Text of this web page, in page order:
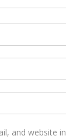
and website